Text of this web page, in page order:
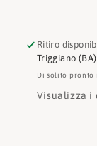
Ritiro
Triggiano (BA)
Di solito pronto
Visualizza i